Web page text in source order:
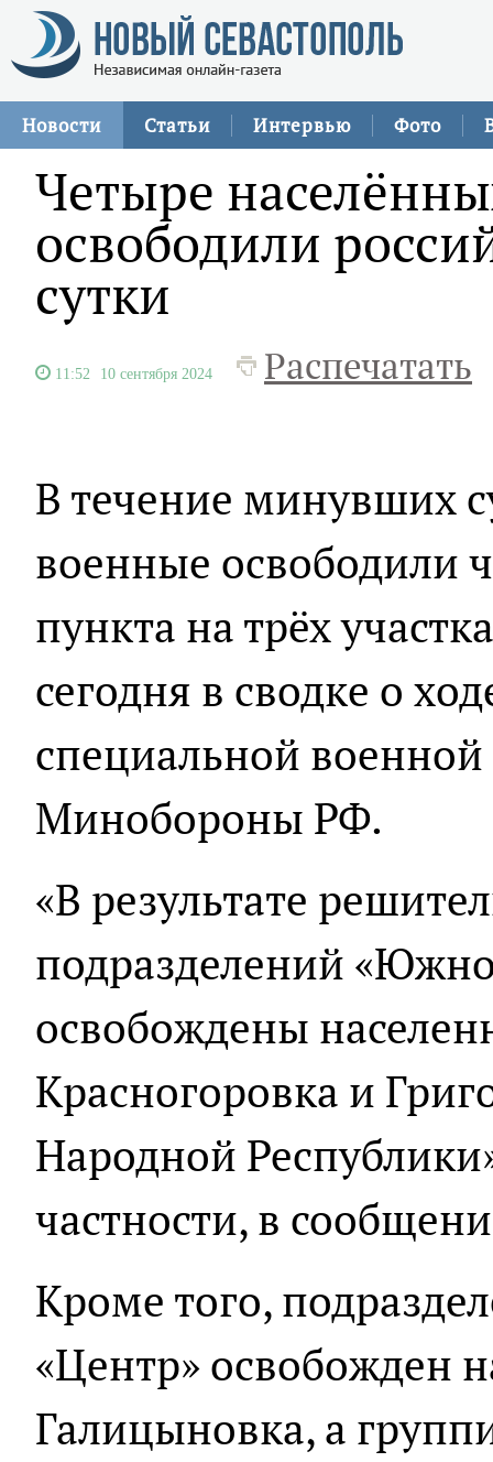
Новости Статьи Интервью Фото
Четыре
освободили
сутки
11:52 10 сентября 2024 Распечатать
В течение минувших
военные освободили
пункта на трёх
сегодня в сводке о
специальной
Минобороны РФ.
«В результате
подразделений
освобождены
Красногоровка и
Народной
частности, в
Кроме того,
«Центр» освобожден
Галицыновка, а